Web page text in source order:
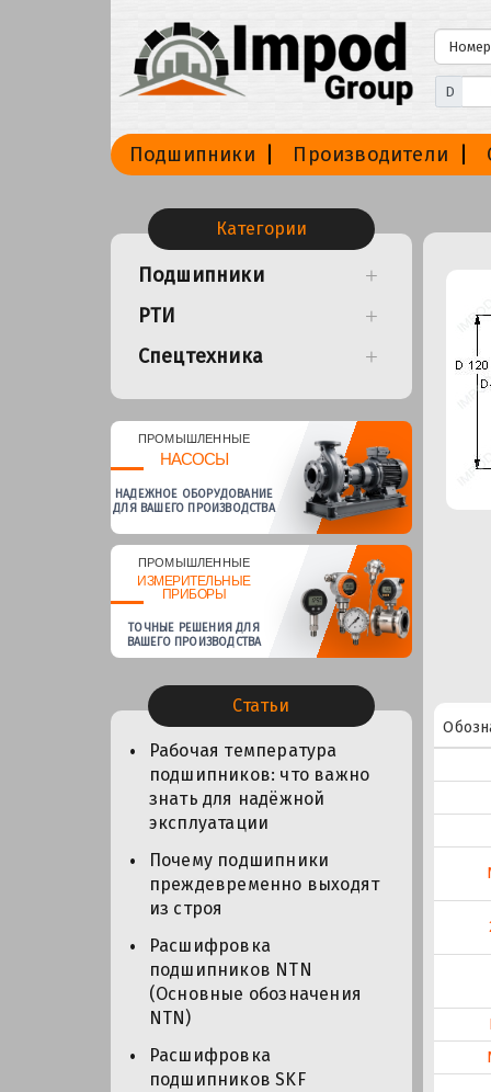
D
Подшипники Производители
Категории
Подшипники
РТИ
Спецтехника
ПРОМЫШЛЕННЫЕ
НАСОСЫ
НАДЕЖНОЕ ОБОРУДОВАНИЕ
ДЛЯ ВАШЕГО ПРОИЗВОДСТВА
ПРОМЫШЛЕННЫЕ
ИЗМЕРИТЕЛЬНЫЕ
ПРИБОРЫ
ТОЧНЫЕ РЕШЕНИЯ ДЛЯ
ВАШЕГО ПРОИЗВОДСТВА
Статьи
Рабочая температура
подшипников: что важно
знать для надёжной
эксплуатации
Почему подшипники
преждевременно выходят
из строя
Расшифровка
подшипников NTN
(Основные обозначения
NTN)
Расшифровка
подшипников SKF